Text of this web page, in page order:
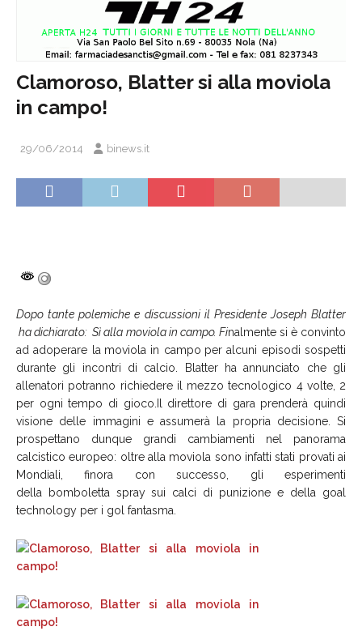
Clamoroso, Blatter si alla moviola
in campo!
29/06/2014 binews.it
Dopo tante polemiche e discussioni il Presidente Joseph Blatter
ha dichiarato: Sì alla moviola in campo. Finalmente si è convinto
ad adoperare la moviola in campo per alcuni episodi sospetti
durante gli incontri di calcio. Blatter ha annunciato che gli
allenatori potranno richiedere il mezzo tecnologico 4 volte, 2
per ogni tempo di gioco. Il direttore di gara prenderà quindi
visione delle immagini e assumerà la propria decisione. Si
prospettano dunque grandi cambiamenti nel panorama
calcistico europeo: oltre alla moviola sono infatti stati provati ai
Mondiali, finora con successo, gli esperimenti
della bomboletta spray sui calci di punizione e della goal
technology per i gol fantasma.